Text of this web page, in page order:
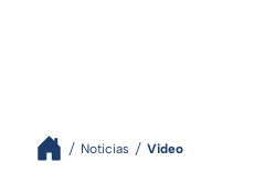
Noticias Video